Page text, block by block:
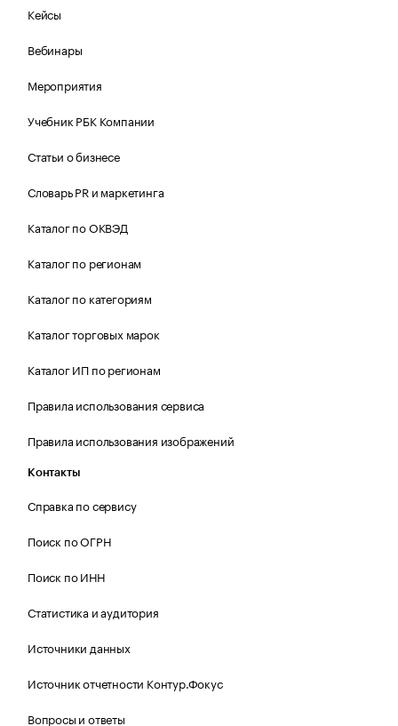
Кейсы
Вебинары
Мероприятия
Учебник РБК Компании
Статьи о бизнесе
Словарь PR и маркетинга
Каталог по ОКВЭД
Каталог по регионам
Каталог по категориям
Каталог торговых марок
Каталог ИП по регионам
Правила использования сервиса
Правила использования изображений
Контакты
Справка по сервису
Поиск по ОГРН
Поиск по ИНН
Статистика и аудитория
Источники данных
Источник отчетности Контур.Фокус
Вопросы и ответы